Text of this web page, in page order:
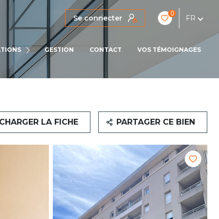
Se connecter
0
FR
PRO
GESTION CONTACT VOS TÉMOIGNAGES
LA FICHE PARTAGER CE BIEN